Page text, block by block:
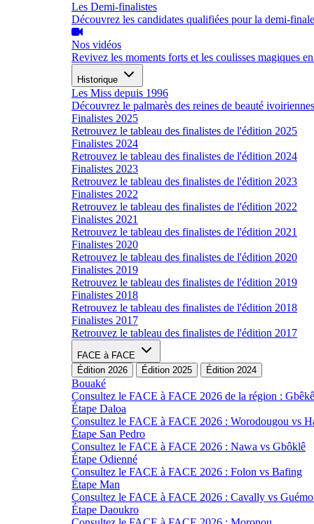
Les Demi-finalistes
Découvrez les candidates qualifiées pour la demi-finale
Nos vidéos
Revivez les moments forts et les coulisses magiques
Historique
Les Miss depuis 1996
Découvrez le palmarès des reines de beauté ivoiriennes
Finalistes 2025
Retrouvez le tableau des finalistes de l'édition 2025
Finalistes 2024
Retrouvez le tableau des finalistes de l'édition 2024
Finalistes 2023
Retrouvez le tableau des finalistes de l'édition 2023
Finalistes 2022
Retrouvez le tableau des finalistes de l'édition 2022
Finalistes 2021
Retrouvez le tableau des finalistes de l'édition 2021
Finalistes 2020
Retrouvez le tableau des finalistes de l'édition 2020
Finalistes 2019
Retrouvez le tableau des finalistes de l'édition 2019
Finalistes 2018
Retrouvez le tableau des finalistes de l'édition 2018
Finalistes 2017
Retrouvez le tableau des finalistes de l'édition 2017
FACE à FACE
Édition 2026
Édition 2025 Édition 2024
Bouaké
Consultez le FACE à FACE 2026 de la région : Gbêkê
Étape Daloa
Consultez le FACE à FACE 2026 : Worodougou vs
Étape San Pedro
Consultez le FACE à FACE 2026 : Nawa vs Gbôklê
Étape Odienné
Consultez le FACE à FACE 2026 : Folon vs Bafing
Étape Man
Consultez le FACE à FACE 2026 : Cavally vs
Étape Daoukro